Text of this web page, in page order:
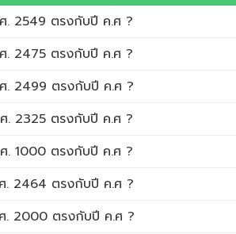
. 2549 ตรงกับปี ค.ศ ?
. 2475 ตรงกับปี ค.ศ ?
. 2499 ตรงกับปี ค.ศ ?
. 2325 ตรงกับปี ค.ศ ?
. 1000 ตรงกับปี ค.ศ ?
. 2464 ตรงกับปี ค.ศ ?
. 2000 ตรงกับปี ค.ศ ?